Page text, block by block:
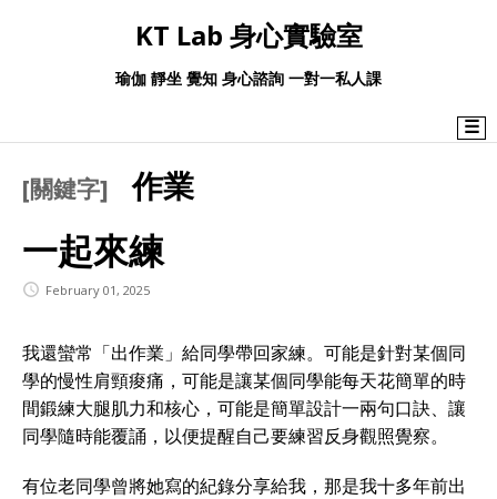
KT Lab 身心實驗室
瑜伽 靜坐 覺知 身心諮詢 一對一私人課
☰
[關鍵字]作業
一起來練
February 01, 2025
我還蠻常「出作業」給同學帶回家練。可能是針對某個同
學的慢性肩頸痠痛，可能是讓某個同學能每天花簡單的時
間鍛練大腿肌力和核心，可能是簡單設計一兩句口訣、讓
同學隨時能覆誦，以便提醒自己要練習反身觀照覺察。
有位老同學曾將她寫的紀錄分享給我，那是我十多年前出